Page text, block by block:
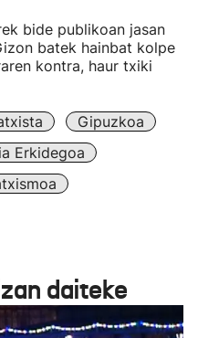
bide publikoan jasan
batek hainbat kolpe
kontra, haur txiki
Gipuzkoa
Erkidegoa
daiteke